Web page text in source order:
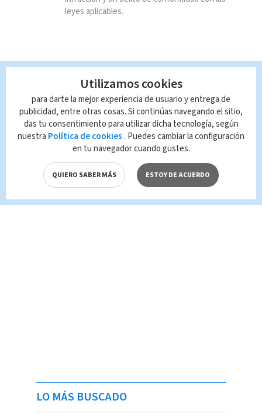
leyes aplicables.
LO MÁS BUSCADO
Utilizamos cookies
para darte la mejor experiencia de usuario y entrega de
publicidad, entre otras cosas. Si continúas navegando el sitio,
das tu consentimiento para utilizar dicha tecnología, según
nuestra Política de cookies . Puedes cambiar la configuración
en tu navegador cuando gustes.
QUIERO SABER MÁS ESTOY DE ACUERDO